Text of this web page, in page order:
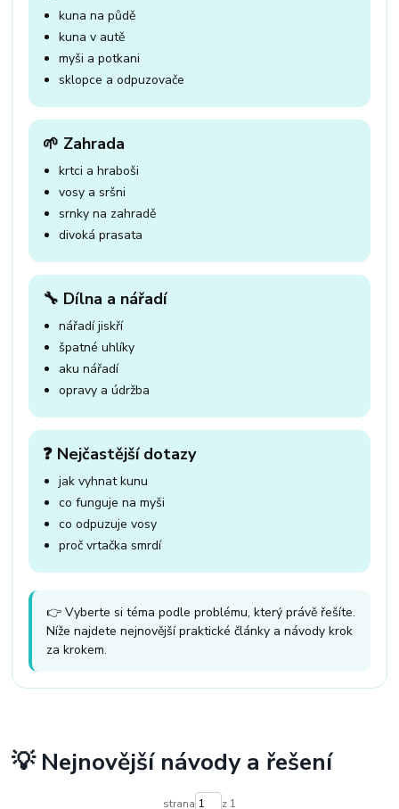
kuna na půdě
kuna v autě
myši a potkani
sklopce a odpuzovače
🌱 Zahrada
krtci a hraboši
vosy a sršni
srnky na zahradě
divoká prasata
🔧 Dílna a nářadí
nářadí jiskří
špatné uhlíky
aku nářadí
opravy a údržba
❓ Nejčastější dotazy
jak vyhnat kunu
co funguje na myši
co odpuzuje vosy
proč vrtačka smrdí
👉 Vyberte si téma podle problému, který právě řešíte.
Níže najdete nejnovější praktické články a návody krok
za krokem.
💡 Nejnovější návody a řešení
strana z 1